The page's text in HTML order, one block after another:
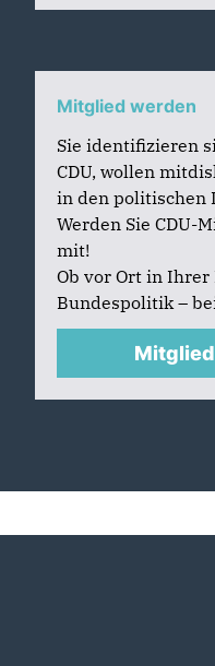
Mitglied werden
Sie identifizieren
CDU, wollen
in den politischen
Werden Sie CDU-
mit!
Ob vor Ort in
Bundespolitik –